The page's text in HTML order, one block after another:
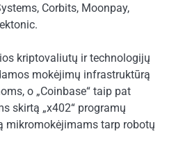
Corbits, Moonpay,
kriptovaliutų ir technologijų
mokėjimų infrastruktūrą
o „Coinbase“ taip pat
skirtą „x402“ programų
mikromokėjimams tarp robotų